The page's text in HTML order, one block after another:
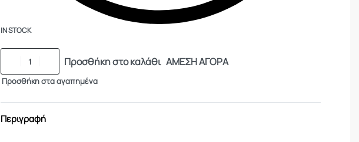
IN STOCK
Προσθήκη στο καλάθι ΑΜΕΣΗ ΑΓΟΡΑ
Προσθήκη στα αγαπημένα
Περιγραφή